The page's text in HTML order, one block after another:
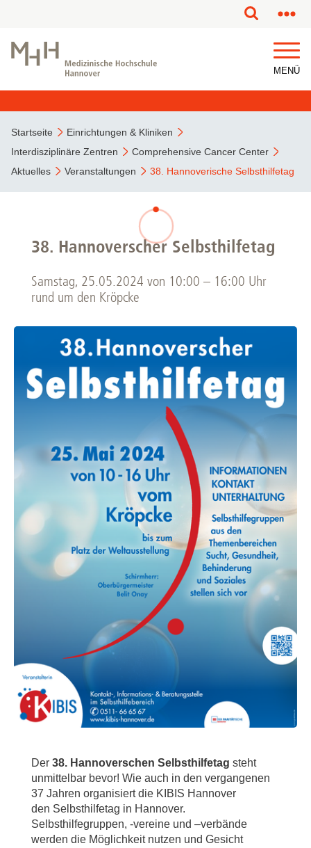
MENÜ
Startseite
Einrichtungen & Kliniken
Interdisziplinäre Zentren
Comprehensive Cancer Center
Aktuelles
Veranstaltungen 38. Hannoverische Selbsthilfetag
38. Hannoverscher Selbsthilfetag
Samstag, 25.05.2024 von 10:00 – 16:00 Uhr
rund um den Kröpcke
Der 38. Hannoverschen Selbsthilfetag steht
unmittelbar bevor! Wie auch in den vergangenen
37 Jahren organisiert die KIBIS Hannover
den Selbsthilfetag in Hannover.
Selbsthilfegruppen, -vereine und –verbände
werden die Möglichkeit nutzen und Gesicht